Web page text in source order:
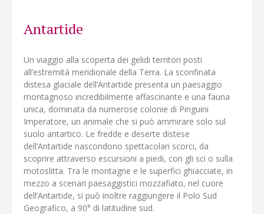
Antartide
Un viaggio alla scoperta dei gelidi territori posti
all’estremità meridionale della Terra. La sconfinata
distesa glaciale dell’Antartide presenta un paesaggio
montagnoso incredibilmente affascinante e una fauna
unica, dominata da numerose colonie di Pinguini
Imperatore, un animale che si può ammirare solo sul
suolo antartico. Le fredde e deserte distese
dell’Antartide nascondono spettacolari scorci, da
scoprire attraverso escursioni a piedi, con gli sci o sulla
motoslitta. Tra le montagne e le superfici ghiacciate, in
mezzo a scenari paesaggistici mozzafiato, nel cuore
dell’Antartide, si può inoltre raggiungere il Polo Sud
Geografico, a 90° di latitudine sud.